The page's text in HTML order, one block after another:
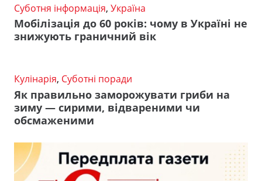
Суботня інформація, Україна
Мобілізація до 60 років: чому в Україні не
знижують граничний вік
Кулінарія, Суботні поради
Як правильно заморожувати гриби на
зиму — сирими, відвареними чи
обсмаженими